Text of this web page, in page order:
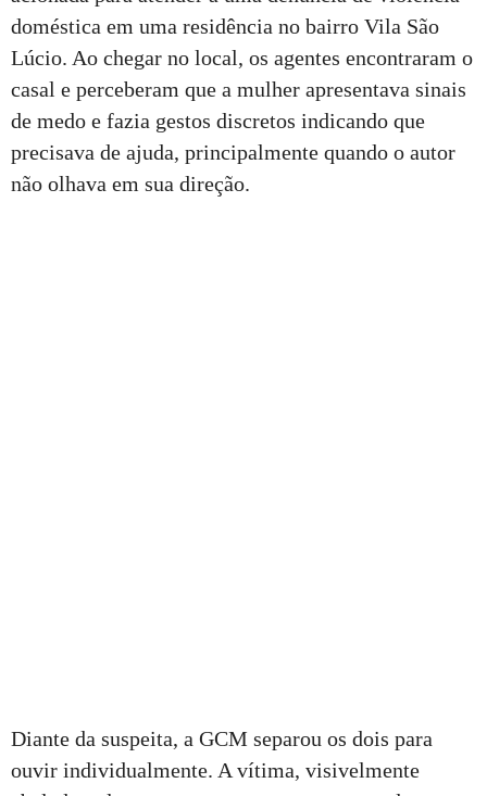
doméstica em uma residência no bairro Vila São
Lúcio. Ao chegar no local, os agentes encontraram o
casal e perceberam que a mulher apresentava sinais
de medo e fazia gestos discretos indicando que
precisava de ajuda, principalmente quando o autor
não olhava em sua direção.
Diante da suspeita, a GCM separou os dois para
ouvir individualmente. A vítima, visivelmente